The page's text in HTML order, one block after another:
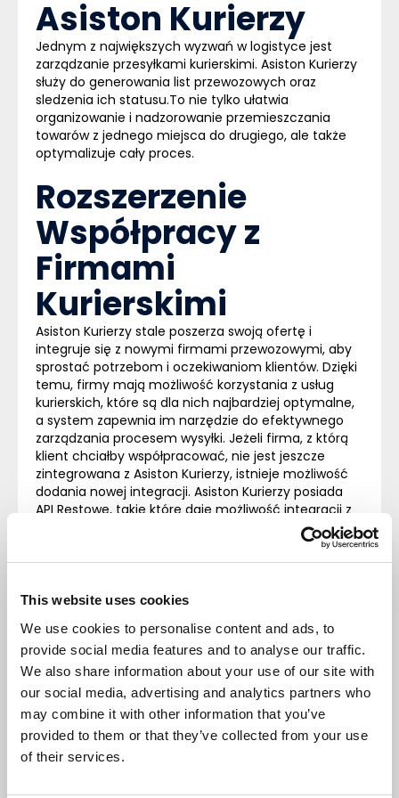
This website uses cookies
We use cookies to personalise content and ads, to
provide social media features and to analyse our traffic.
We also share information about your use of our site with
our social media, advertising and analytics partners who
may combine it with other information that you’ve
provided to them or that they’ve collected from your use
of their services.
Asiston Kurierzy
Jednym z największych wyzwań w logistyce jest
zarządzanie przesyłkami kurierskimi. Asiston Kurierzy
służy do generowania list przewozowych oraz
sledzenia ich statusu.To nie tylko ułatwia
organizowanie i nadzorowanie przemieszczania
towarów z jednego miejsca do drugiego, ale także
optymalizuje cały proces.
Rozszerzenie
Współpracy z
Firmami
Kurierskimi
Asiston Kurierzy stale poszerza swoją ofertę i
integruje się z nowymi firmami przewozowymi, aby
sprostać potrzebom i oczekiwaniom klientów. Dzięki
temu, firmy mają możliwość korzystania z usług
kurierskich, które są dla nich najbardziej optymalne,
a system zapewnia im narzędzie do efektywnego
zarządzania procesem wysyłki. Jeżeli firma, z którą
klient chciałby współpracować, nie jest jeszcze
zintegrowana z Asiston Kurierzy, istnieje możliwość
dodania nowej integracji. Asiston Kurierzy posiada
API Restowe, takie które daje możliwość integracji z
, MES czyWMS.
Podsumowanie
Automatyzacja procesów wysyłki za pomocą
systemu Asiston Kurierzy to ogromny krok naprzód
dla wszystkich firm, które pragną usprawnić swoje
operacje logistyczne. Dzięki temu systemowi, firmy
mogą zautomatyzować procesy, skrócić czas
realizacji zamówień, zoptymalizować zarządzanie
przesyłkami i skupić się na tym, co najważniejsze –
zaspokajaniu potrzeb swoich klientów.
technologia jest kluczem do przyszłości logistyki,